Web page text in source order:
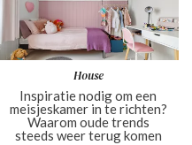
House
Inspiratie nodig om een
meisjeskamer in te richten?
Waarom oude trends
steeds weer terug komen